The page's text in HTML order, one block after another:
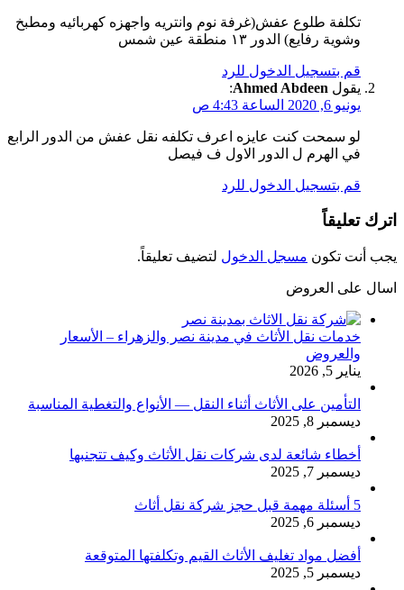
تكلفة طلوع عفش(غرفة نوم وانتريه واجهزه كهربائيه ومطبخ
وشوية رفايع) الدور ١٣ منطقة عين شمس
قم بتسجيل الدخول للرد
يقول Ahmed Abdeen
:
يونيو 6, 2020 الساعة 4:43 ص
لو سمحت كنت عايزه اعرف تكلفه نقل عفش من الدور الرابع
في الهرم ل الدور الاول ف فيصل
قم بتسجيل الدخول للرد
اترك تعليقاً
يجب أنت تكون مسجل الدخول لتضيف تعليقاً.
اسال على العروض
خدمات نقل الأثاث في مدينة نصر والزهراء – الأسعار
والعروض
يناير 5, 2026
التأمين على الأثاث أثناء النقل — الأنواع والتغطية المناسبة
ديسمبر 8, 2025
أخطاء شائعة لدى شركات نقل الأثاث وكيف تتجنبها
ديسمبر 7, 2025
5 أسئلة مهمة قبل حجز شركة نقل أثاث
ديسمبر 6, 2025
أفضل مواد تغليف الأثاث القيم وتكلفتها المتوقعة
ديسمبر 5, 2025